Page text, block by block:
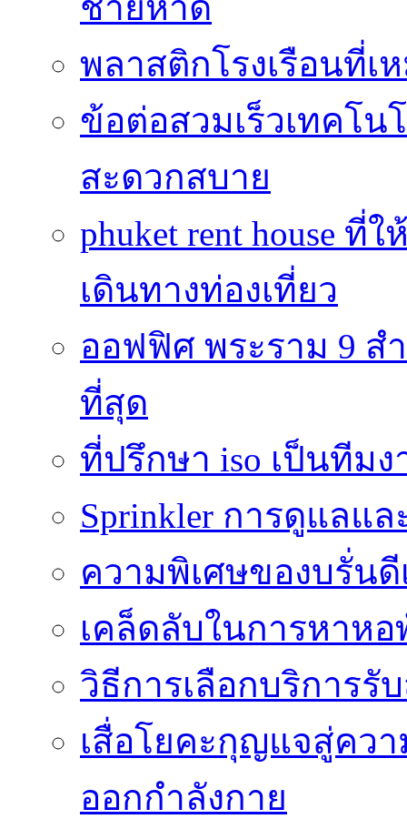
ชายหาด
พลาสติกโรงเรือนที่เ
ข้อต่อสวมเร็วเทคโน
สะดวกสบาย
phuket rent house
เดินทางท่องเที่ยว
ออฟฟิศ พระราม 9 ส
ที่สุด
ที่ปรึกษา iso เป็นทีม
Sprinkler การดูแลแ
ความพิเศษของบรั่นดี
เคล็ดลับในการหาหอ
วิธีการเลือกบริการรั
เสื่อโยคะกุญแจสู่คว
ออกกำลังกาย